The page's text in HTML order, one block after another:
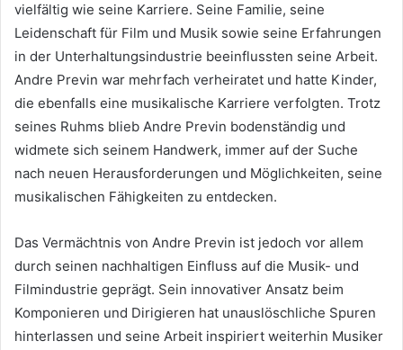
vielfältig wie seine Karriere. Seine Familie, seine
Leidenschaft für Film und Musik sowie seine Erfahrungen
in der Unterhaltungsindustrie beeinflussten seine Arbeit.
Andre Previn war mehrfach verheiratet und hatte Kinder,
die ebenfalls eine musikalische Karriere verfolgten. Trotz
seines Ruhms blieb Andre Previn bodenständig und
widmete sich seinem Handwerk, immer auf der Suche
nach neuen Herausforderungen und Möglichkeiten, seine
musikalischen Fähigkeiten zu entdecken.
Das Vermächtnis von Andre Previn ist jedoch vor allem
durch seinen nachhaltigen Einfluss auf die Musik- und
Filmindustrie geprägt. Sein innovativer Ansatz beim
Komponieren und Dirigieren hat unauslöschliche Spuren
hinterlassen und seine Arbeit inspiriert weiterhin Musiker